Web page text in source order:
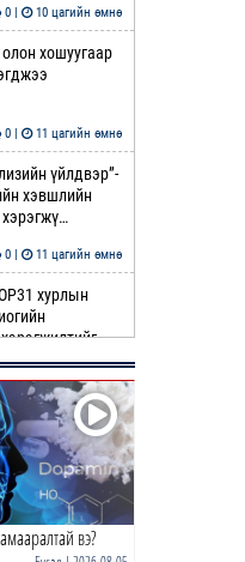
0 | 10 цагийн өмнө
хошуугаар
0 | 11 цагийн өмнө
үйлдвэр”-
хэвшлийн
0 | 11 цагийн өмнө
хурлын
парадокс нь
0 | 12 цагийн өмнө
Найманвэ?